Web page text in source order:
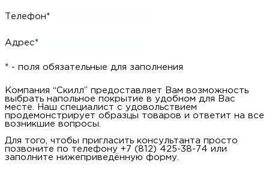
напольное покрытие в удобном для Вас месте. Наш
товаров и ответит на все возникшие вопросы.
Для того, чтобы пригласить консультанта просто позвоните
по телефону +7 (812) 425-38-74 или заполните
Имя